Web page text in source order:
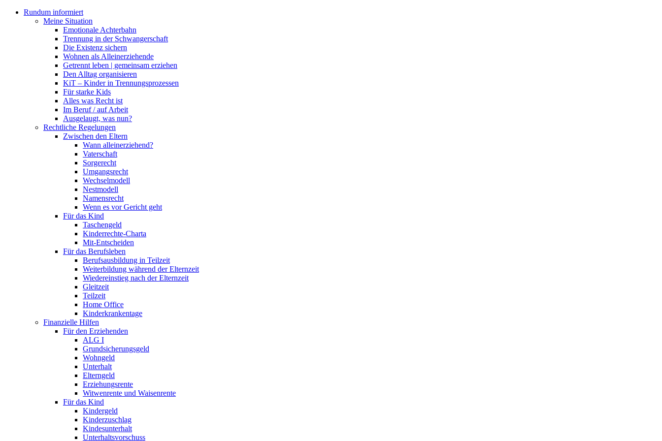
Rundum informiert
Meine Situation
Emotionale Achterbahn
Trennung in der Schwangerschaft
Die Existenz sichern
Wohnen als Alleinerziehende
Getrennt leben | gemeinsam erziehen
Den Alltag organisieren
KiT – Kinder in Trennungsprozessen
Für starke Kids
Alles was Recht ist
Im Beruf / auf Arbeit
Ausgelaugt, was nun?
Rechtliche Regelungen
Zwischen den Eltern
Wann alleinerziehend?
Vaterschaft
Sorgerecht
Umgangsrecht
Wechselmodell
Nestmodell
Namensrecht
Wenn es vor Gericht geht
Für das Kind
Taschengeld
Kinderrechte-Charta
Mit-Entscheiden
Für das Berufsleben
Berufsausbildung in Teilzeit
Weiterbildung während der Elternzeit
Wiedereinstieg nach der Elternzeit
Gleitzeit
Teilzeit
Home Office
Kinderkrankentage
Finanzielle Hilfen
Für den Erziehenden
ALG I
Grundsicherungsgeld
Wohngeld
Unterhalt
Elterngeld
Erziehungsrente
Witwenrente und Waisenrente
Für das Kind
Kindergeld
Kinderzuschlag
Kindesunterhalt
Unterhaltsvorschuss